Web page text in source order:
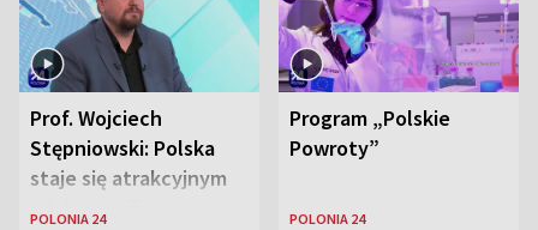
Prof. Wojciech
Stępniowski: Polska
staje się atrakcyjnym
miejscem dla
POLONIA 24
Program „Polskie
Powroty”
POLONIA 24